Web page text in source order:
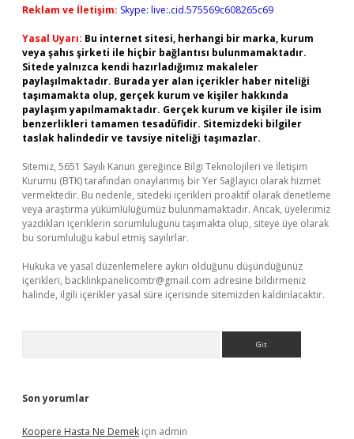
Reklam ve İletişim: Skype: live:.cid.575569c608265c69
Yasal Uyarı: Bu internet sitesi, herhangi bir marka, kurum
veya şahıs şirketi ile hiçbir bağlantısı bulunmamaktadır.
Sitede yalnızca kendi hazırladığımız makaleler
paylaşılmaktadır. Burada yer alan içerikler haber niteliği
taşımamakta olup, gerçek kurum ve kişiler hakkında
paylaşım yapılmamaktadır. Gerçek kurum ve kişiler ile isim
benzerlikleri tamamen tesadüfidir. Sitemizdeki bilgiler
taslak halindedir ve tavsiye niteliği taşımazlar.
Sitemiz, 5651 Sayılı Kanun gereğince Bilgi Teknolojileri ve İletişim
Kurumu (BTK) tarafından onaylanmış bir Yer Sağlayıcı olarak hizmet
vermektedir. Bu nedenle, sitedeki içerikleri proaktif olarak denetleme
veya araştırma yükümlülüğümüz bulunmamaktadır. Ancak, üyelerimiz
yazdıkları içeriklerin sorumluluğunu taşımakta olup, siteye üye olarak
bu sorumluluğu kabul etmiş sayılırlar.
Hukuka ve yasal düzenlemelere aykırı olduğunu düşündüğünüz
içerikleri, backlinkpanelicomtr@gmail.com adresine bildirmeniz
halinde, ilgili içerikler yasal süre içerisinde sitemizden kaldırılacaktır.
Son yorumlar
Koopere Hasta Ne Demek için admin